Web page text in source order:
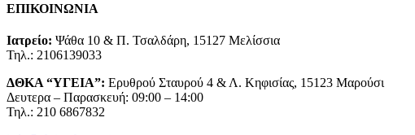
ΕΠΙΚΟΙΝΩΝΙΑ
Ιατρείο: Ψάθα 10 & Π. Τσαλδάρη, 15127 Μελίσσια
Τηλ.: 2106139033
ΔΘΚΑ “ΥΓΕΙΑ”: Ερυθρού Σταυρού 4 & Λ. Κηφισίας, 15123 Μαρούσι
Δευτερα – Παρασκευή: 09:00 – 14:00
Τηλ.: 210 6867832